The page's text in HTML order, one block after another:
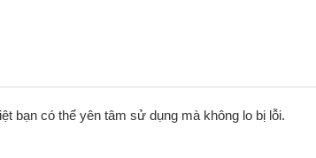
bạn có thể yên tâm sử dụng mà không lo bị lỗi.